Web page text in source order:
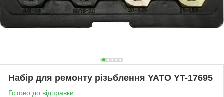
Набір для ремонту різьблення YATO YT-17695
Готово до відправки